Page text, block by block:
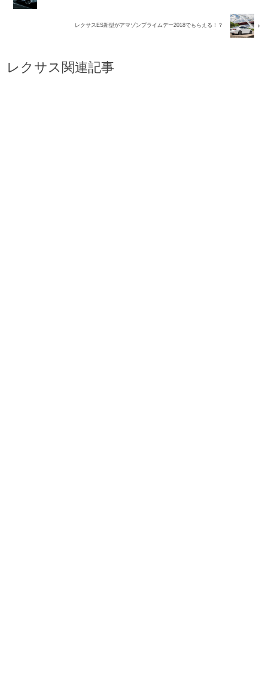
レクサスES新型がアマゾンプライムデー2018でもらえる！？
レクサス関連記事